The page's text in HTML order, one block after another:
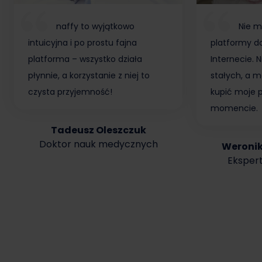
naffy to wyjątkowo
intuicyjna i po prostu fajna
platforma – wszystko działa
płynnie, a korzystanie z niej to
czysta przyjemność!
Tadeusz Oleszczuk
Doktor nauk medycznych
Nie
platformy
Internecie.
stałych, a
kupić moje
momencie.